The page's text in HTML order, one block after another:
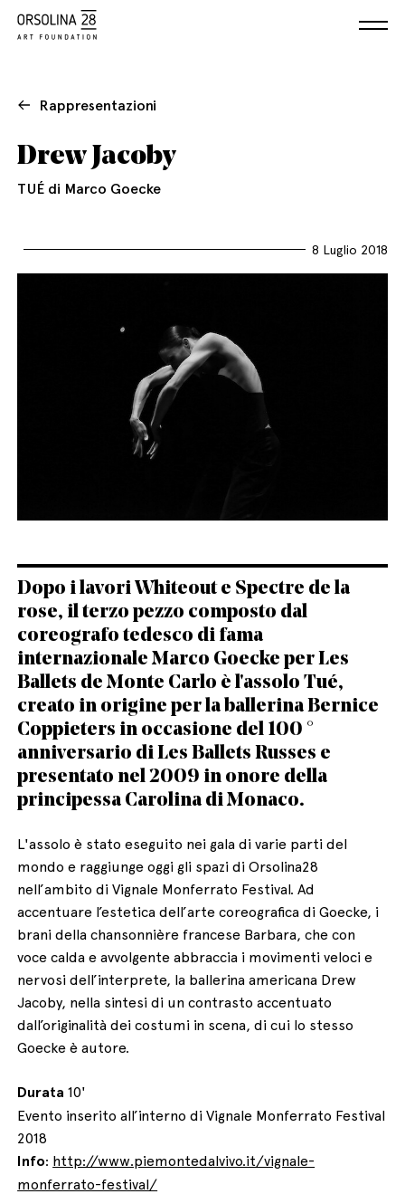
EnglishItaliano
Rappresentazioni
Drew Jacoby
TUÉ di Marco Goecke
8 Luglio 2018
Dopo i lavori Whiteout e Spectre de la
rose, il terzo pezzo composto dal
coreografo tedesco di fama
internazionale Marco Goecke per Les
Ballets de Monte Carlo è l'assolo Tué,
creato in origine per la ballerina Bernice
Coppieters in occasione del 100 °
anniversario di Les Ballets Russes e
presentato nel 2009 in onore della
principessa Carolina di Monaco.
L'assolo è stato eseguito nei gala di varie parti del
mondo e raggiunge oggi gli spazi di Orsolina28
nell’ambito di Vignale Monferrato Festival. Ad
accentuare l’estetica dell’arte coreografica di Goecke, i
brani della chansonnière francese Barbara, che con
voce calda e avvolgente abbraccia i movimenti veloci e
nervosi dell’interprete, la ballerina americana Drew
Jacoby, nella sintesi di un contrasto accentuato
dall’originalità dei costumi in scena, di cui lo stesso
Goecke è autore.
Durata 10'
Evento inserito all’interno di Vignale Monferrato Festival
2018
Info: http://www.piemontedalvivo.it/vignale-
monferrato-festival/